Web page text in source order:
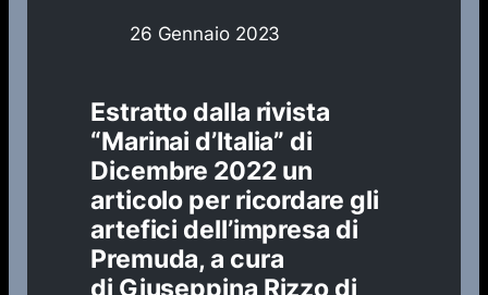
26 Gennaio 2023
Estratto dalla rivista
“Marinai d’Italia” di
Dicembre 2022 un
articolo per ricordare gli
artefici dell’impresa di
Premuda, a cura
di Giuseppina Rizzo di